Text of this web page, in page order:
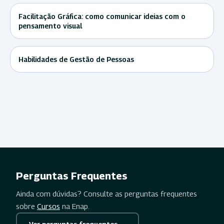
Facilitação Gráfica: como comunicar ideias com o
pensamento visual
Habilidades de Gestão de Pessoas
Perguntas Frequentes
Ainda com dúvidas? Consulte as perguntas frequentes
sobre Cursos na Enap.